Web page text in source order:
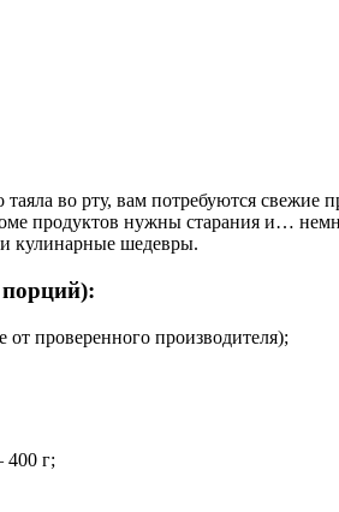
во рту, вам потребуются
продуктов нужны старания и…
кулинарные шедевры.
от проверенного производителя);
400 г;